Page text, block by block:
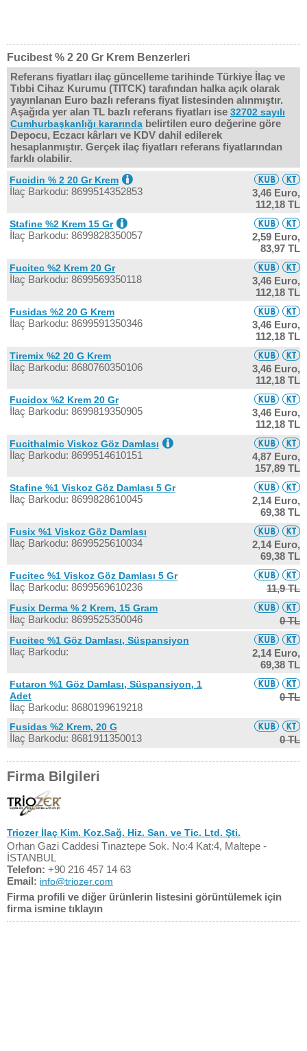
Fucibest % 2 20 Gr Krem Benzerleri
Referans fiyatları ilaç güncelleme tarihinde Türkiye İlaç ve
Tıbbi Cihaz Kurumu (TITCK) tarafından halka açık olarak
yayınlanan Euro bazlı referans fiyat listesinden alınmıştır.
Aşağıda yer alan TL bazlı referans fiyatları ise 32702 sayılı
Cumhurbaşkanlığı kararında belirtilen euro değerine göre
Depocu, Eczacı kârları ve KDV dahil edilerek
hesaplanmıştır. Gerçek ilaç fiyatları referans fiyatlarından
farklı olabilir.
Fucidin % 2 20 Gr Krem
İlaç Barkodu: 8699514352853
3,46 Euro,
112,18 TL
Stafine %2 Krem 15 Gr
İlaç Barkodu: 8699828350057
2,59 Euro,
83,97 TL
Fucitec %2 Krem 20 Gr
İlaç Barkodu: 8699569350118
3,46 Euro,
112,18 TL
Fusidas %2 20 G Krem
İlaç Barkodu: 8699591350346
3,46 Euro,
112,18 TL
Tiremix %2 20 G Krem
İlaç Barkodu: 8680760350106
3,46 Euro,
112,18 TL
Fucidox %2 Krem 20 Gr
İlaç Barkodu: 8699819350905
3,46 Euro,
112,18 TL
Fucithalmic Viskoz Göz Damlası
İlaç Barkodu: 8699514610151
4,87 Euro,
157,89 TL
Stafine %1 Viskoz Göz Damlası 5 Gr
İlaç Barkodu: 8699828610045
2,14 Euro,
69,38 TL
Fusix %1 Viskoz Göz Damlası
İlaç Barkodu: 8699525610034
2,14 Euro,
69,38 TL
Fucitec %1 Viskoz Göz Damlası 5 Gr
İlaç Barkodu: 8699569610236 11,9 TL
Fusix Derma % 2 Krem, 15 Gram
İlaç Barkodu: 8699525350046 0 TL
Fucitec %1 Göz Damlası, Süspansiyon
İlaç Barkodu:
2,14 Euro,
69,38 TL
Futaron %1 Göz Damlası, Süspansiyon, 1
Adet
İlaç Barkodu: 8680199619218
0 TL
Fusidas %2 Krem, 20 G
İlaç Barkodu: 8681911350013 0 TL
Firma Bilgileri
Triozer İlaç Kim. Koz.Sağ. Hiz. San. ve Tic. Ltd. Şti.
Orhan Gazi Caddesi Tınaztepe Sok. No:4 Kat:4, Maltepe -
İSTANBUL
Telefon: +90 216 457 14 63
Email: info@triozer.com
Firma profili ve diğer ürünlerin listesini görüntülemek için
firma ismine tıklayın